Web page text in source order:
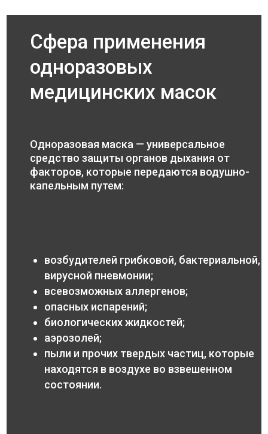
Сфера применения
одноразовых
медицинских масок
Одноразовая маска — универсальное
средство защиты органов дыхания от
факторов, которые передаются водушно-
капельным путем:
возбудителей грибковой, бактериальной,
вирусной пневмонии;
всевозможных аллергенов;
опасных испарений;
биологических жидкостей;
аэрозолей;
пыли и прочих твердых частиц, которые
находятся в воздухе во взвешенном
состоянии.